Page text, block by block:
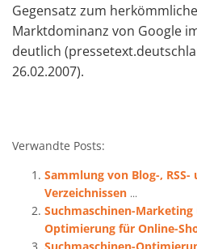
Gegensatz zum
Marktdominanz von Google
deutlich
26.02.2007).
Verwandte Posts:
Sammlung von Blog-,
Verzeichnissen ...
Suchmaschinen-Marketing
Optimierung für Online-